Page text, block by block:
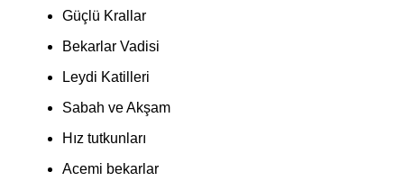
Güçlü Krallar
Bekarlar Vadisi
Leydi Katilleri
Sabah ve Akşam
Hız tutkunları
Acemi bekarlar